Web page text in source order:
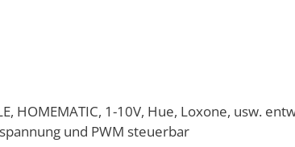
HOMEMATIC, 1-10V, Hue, Loxone, usw.
und PWM steuerbar